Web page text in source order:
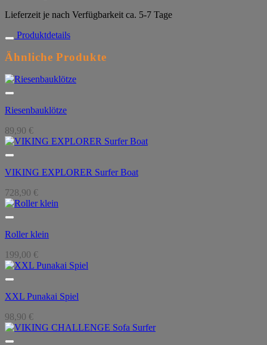
Lieferzeit je nach Verfügbarkeit ca. 5-7 Tage
Produktdetails
Ähnliche Produkte
Riesenbauklötze
89,90 €
VIKING EXPLORER Surfer Boat
728,90 €
Roller klein
199,00 €
XXL Punakai Spiel
98,90 €